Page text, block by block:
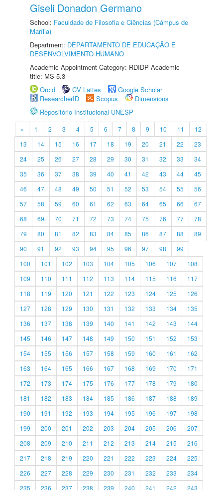
Giseli Donadon Germano
School: Faculdade de Filosofia e Ciências (Câmpus de
Marília)
Department: DEPARTAMENTO DE EDUCAÇÃO E
DESENVOLVIMENTO HUMANO
Academic Appointment Category: RDIDP Academic
title: MS-5.3
Orcid
CV Lattes
Google Scholar
ResearcherID
Scopus
Dimensions
Repositório Institucional UNESP
« 1 2 3 4 5 6 7 8 9 10 11
12
13
14 15 16 17 18 19 20 21 22
23
24
25 26 27 28 29 30 31 32 33
34
35
36 37 38 39 40 41 42 43 44
45
46
47 48 49 50 51 52 53 54 55
56
57
58 59 60 61 62 63 64 65 66
67
68
69 70 71 72 73 74 75 76 77
78
79
80 81 82 83 84 85 86 87 88
89
90
91 92 93 94 95 96 97 98
99
100
101 102 103 104 105 106 107
108
109
110 111 112 113 114 115 116
117
118
119 120 121 122 123 124 125
126
127
128 129 130 131 132 133 134
135
136
137 138 139 140 141 142 143
144
145
146 147 148 149 150 151 152
153
154
155 156 157 158 159 160 161
162
163
164 165 166 167 168 169 170
171
172
173 174 175 176 177 178 179
180
181
182 183 184 185 186 187 188
189
190
191 192 193 194 195 196 197
198
199
200 201 202 203 204 205 206
207
208
209 210 211 212 213 214 215
216
217
218 219 220 221 222 223 224
225
226
227 228 229 230 231 232 233
234
235
236 237 238 239 240 241 242 243